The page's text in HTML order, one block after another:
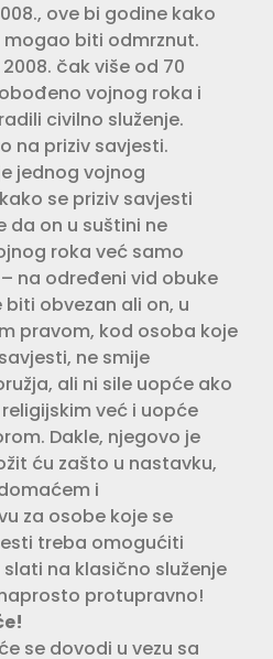
ove bi godine kako
biti odmrznut.
čak više od 70
vojnog roka i
civilno služenje.
na priziv savjesti.
jednog vojnog
se priziv savjesti
on u suštini ne
roka već samo
na određeni vid obuke
obvezan ali on, u
pravom, kod osoba koje
ne smije
ali ni sile uopće ako
već i uopće
Dakle, njegovo je
ću zašto u nastavku,
i
za osobe koje se
treba omogućiti
slati na klasično služenje
protupravno!
se dovodi u vezu sa